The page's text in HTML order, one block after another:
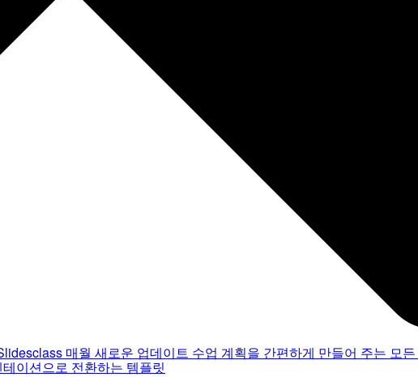
매월 새로운 업데이트 수업 계획을 간편하게 만들어 주는 모
이션으로 전환하는 템플릿